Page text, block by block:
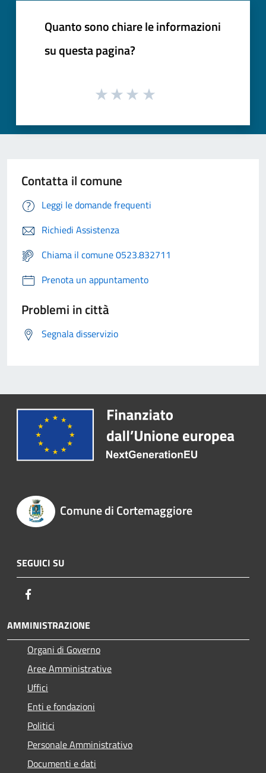
Quanto sono chiare le informazioni
su questa pagina?
Contatta il comune
Leggi le domande frequenti
Richiedi Assistenza
Chiama il comune 0523.832711
Prenota un appuntamento
Problemi in città
Segnala disservizio
Comune di Cortemaggiore
SEGUICI SU
AMMINISTRAZIONE
Organi di Governo
Aree Amministrative
Uffici
Enti e fondazioni
Politici
Personale Amministrativo
Documenti e dati